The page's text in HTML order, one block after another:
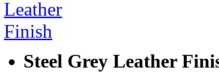
Steel Grey Leather